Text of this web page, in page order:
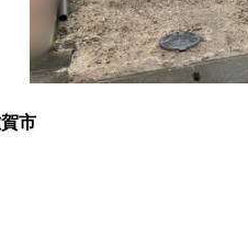
市